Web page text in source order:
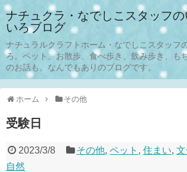
ナチュクラ・なでしこスタッフ
いろブログ
ナチュラルクラフトホーム・なでしこスタッフ
ろ。ペット、お散歩、食べ歩き、飲み歩き、も
のお話も。なんでもありのブログです。
ホーム その他
受験日
2023/3/8 その他,ペット ,住まい,
自然